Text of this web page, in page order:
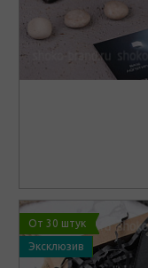
От 30 штук
Эксклюзив